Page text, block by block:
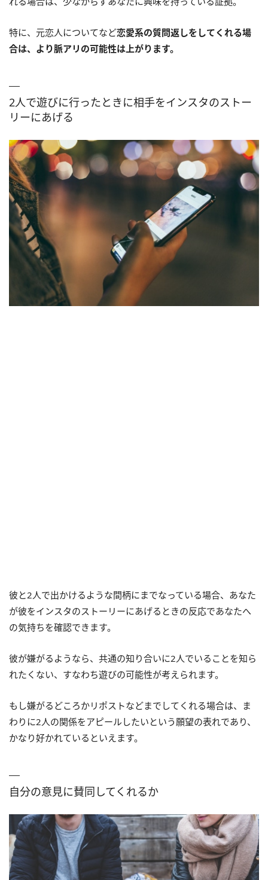
特に、元恋人についてなど恋愛系の質問返しをしてくれる場
合は、より脈アリの可能性は上がります。
2人で遊びに行ったときに相手をインスタのストー
リーにあげる
彼と2人で出かけるような間柄にまでなっている場合、あなた
が彼をインスタのストーリーにあげるときの反応であなたへ
の気持ちを確認できます。
彼が嫌がるようなら、共通の知り合いに2人でいることを知ら
れたくない、すなわち遊びの可能性が考えられます。
もし嫌がるどころかリポストなどまでしてくれる場合は、ま
わりに2人の関係をアピールしたいという願望の表れであり、
かなり好かれているといえます。
自分の意見に賛同してくれるか